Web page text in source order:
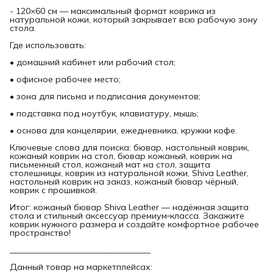
- 120×60 см — максимальный формат коврика из
натуральной кожи, который закрывает всю рабочую зону
стола.
Где использовать:
• домашний кабинет или рабочий стол;
• офисное рабочее место;
• зона для письма и подписания документов;
• подставка под ноутбук, клавиатуру, мышь;
• основа для канцелярии, ежедневника, кружки кофе.
Ключевые слова для поиска: бювар, настольный коврик,
кожаный коврик на стол, бювар кожаный, коврик на
письменный стол, кожаный мат на стол, защита
столешницы, коврик из натуральной кожи, Shiva Leather,
настольный коврик на заказ, кожаный бювар чёрный,
коврик с прошивкой.
Итог: кожаный бювар Shiva Leather — надёжная защита
стола и стильный аксессуар премиум‑класса. Закажите
коврик нужного размера и создайте комфортное рабочее
пространство!
Данный товар на маркетплейсах: